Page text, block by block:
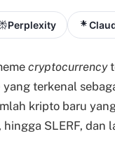
Perplexity
cryptocurrency
yang terkenal
kripto baru
, hingga SLERF, dan